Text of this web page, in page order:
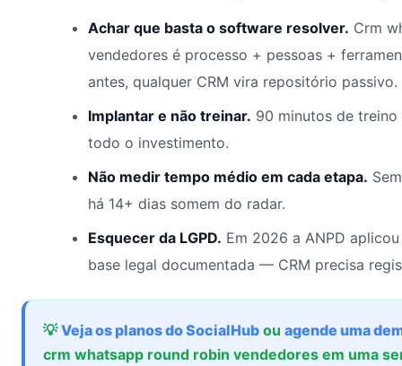
Achar que basta o software resolver. Crm
vendedores é processo + pessoas +
antes, qualquer CRM vira repositório passivo.
Implantar e não treinar. 90 minutos de
todo o investimento.
Não medir tempo médio em cada etapa.
há 14+ dias somem do radar.
Esquecer da LGPD. Em 2026 a ANPD
base legal documentada — CRM precisa
💡Veja os planos do SocialHub ou agende uma
crm whatsapp round robin vendedores em uma